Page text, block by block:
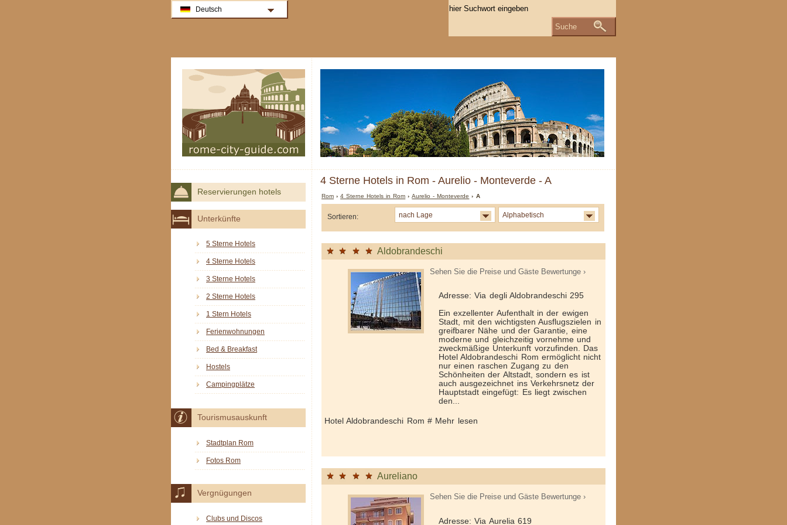
4 Sterne Hotels in Rom - Aurelio - Monteverde - A
Rom ›4 Sterne Hotels in Rom ›Aurelio - Monteverde › A
Sortieren: nach Lage Alphabetisch
Aldobrandeschi
Sehen Sie die Preise und Gäste Bewertunge ›
Adresse: Via degli Aldobrandeschi 295
Ein exzellenter Aufenthalt in der ewigen
Stadt, mit den wichtigsten Ausflugszielen in
greifbarer Nähe und der Garantie, eine
moderne und gleichzeitig vornehme und
zweckmäßige Unterkunft vorzufinden. Das
Hotel Aldobrandeschi Rom ermöglicht nicht
nur einen raschen Zugang zu den
Schönheiten der Altstadt, sondern es ist
auch ausgezeichnet ins Verkehrsnetz der
Hauptstadt eingefügt: Es liegt zwischen
den...
Hotel Aldobrandeschi Rom # Mehr lesen
Aureliano
Sehen Sie die Preise und Gäste Bewertunge ›
Adresse: Via Aurelia 619
Reservierungen hotels
Unterkünfte
5 Sterne Hotels
4 Sterne Hotels
3 Sterne Hotels
2 Sterne Hotels
1 Stern Hotels
Ferienwohnungen
Bed & Breakfast
Hostels
Campingplätze
Tourismusauskunft
Stadtplan Rom
Fotos Rom
Vergnügungen
Clubs und Discos
Deutsch
Suche